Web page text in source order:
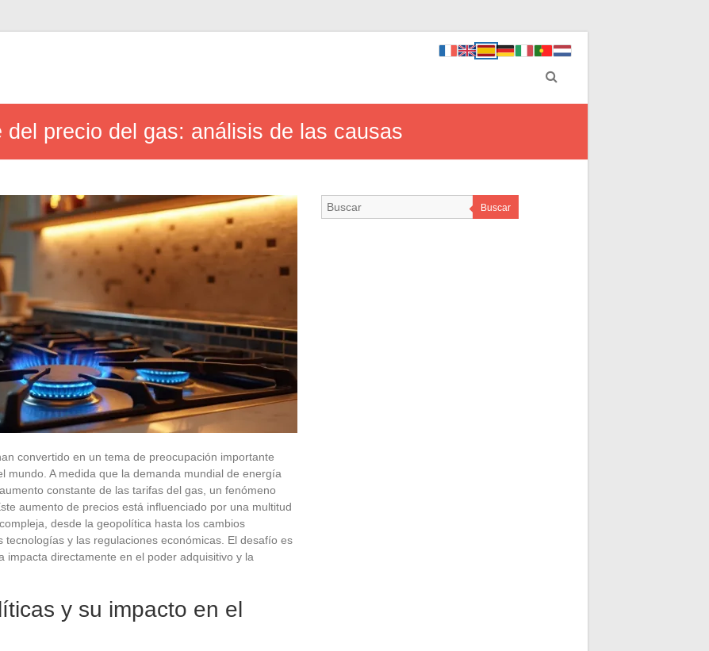
del precio del gas: análisis de las causas
convertido en un tema de preocupación importante
mundo. A medida que la demanda mundial de energía
constante de las tarifas del gas, un fenómeno
aumento de precios está influenciado por una multitud
desde la geopolítica hasta los cambios
y las regulaciones económicas. El desafío es
directamente en el poder adquisitivo y la
y su impacto en el
Buscar